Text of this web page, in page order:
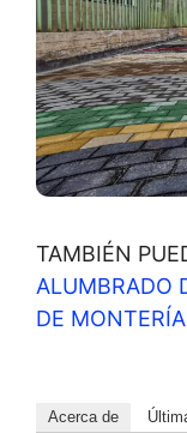
TAMBIÉN
ALUMBRADO
DE MONTERÍA
Acerca de